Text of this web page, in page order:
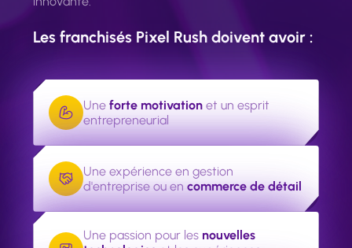
Les franchisés Pixel Rush doivent avoir :
Uneforte motivation et un esprit
entrepreneurial
Une expérience en gestion
d'entreprise ou encommerce de détail
Une passion pour les nouvelles